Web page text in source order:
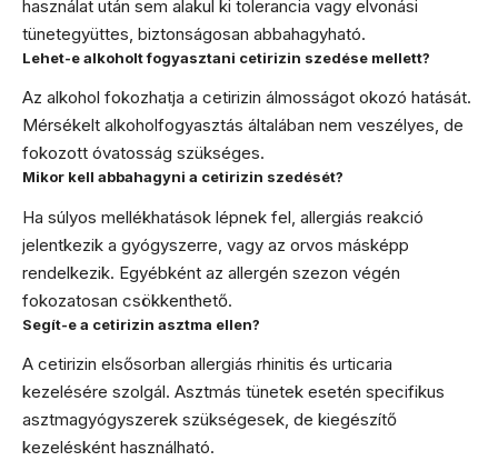
használat után sem alakul ki tolerancia vagy elvonási
tünetegyüttes, biztonságosan abbahagyható.
Lehet-e alkoholt fogyasztani cetirizin szedése mellett?
Az alkohol fokozhatja a cetirizin álmosságot okozó hatását.
Mérsékelt alkoholfogyasztás általában nem veszélyes, de
fokozott óvatosság szükséges.
Mikor kell abbahagyni a cetirizin szedését?
Ha súlyos mellékhatások lépnek fel, allergiás reakció
jelentkezik a gyógyszerre, vagy az orvos másképp
rendelkezik. Egyébként az allergén szezon végén
fokozatosan csökkenthető.
Segít-e a cetirizin asztma ellen?
A cetirizin elsősorban allergiás rhinitis és urticaria
kezelésére szolgál. Asztmás tünetek esetén specifikus
asztmagyógyszerek szükségesek, de kiegészítő
kezelésként használható.